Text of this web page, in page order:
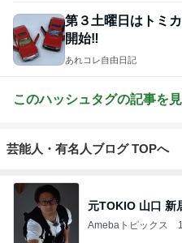
第３土曜日はトミ
開始‼
あれコレ自由日記
このハッシュタグの記事を
芸能人・有名人ブログ TOPへ
元TOKIO 山口 新
Amebaトピックス